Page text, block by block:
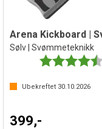
Sølv | Svømmeteknikk
Karakter:
Ubekreftet 30.10.2026
399,-